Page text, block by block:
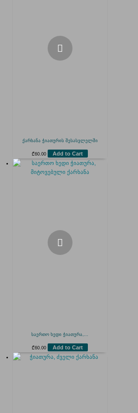
ქარხანა ჭიათურის შესასვლელში
₾60.00 Add to Cart
საერთო ხედი ჭიათურა,...
₾60.00 Add to Cart